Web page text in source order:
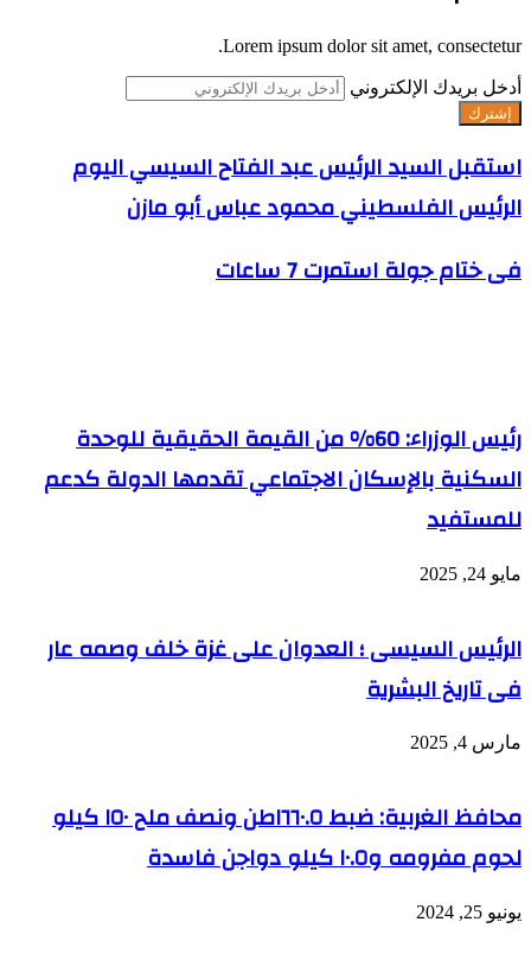
Lorem ipsum dolor sit amet, consectetur.
أدخل بريدك الإلكتروني
استقبل السيد الرئيس عبد الفتاح السيسي اليوم
الرئيس الفلسطيني محمود عباس أبو مازن
فى ختام جولة استمرت 7 ساعات
رئيس الوزراء: 60% من القيمة الحقيقية للوحدة
السكنية بالإسكان الاجتماعي تقدمها الدولة كدعم
للمستفيد
مايو 24, 2025
الرئيس السيسى ؛ العدوان على غزة خلف وصمه عار
فى تاريخ البشرية
مارس 4, 2025
محافظ الغربية: ضبط ١٦٦٠.٥طن ونصف ملح ١٥٠ كيلو
لحوم مفرومه و١٠.٥ كيلو دواجن فاسدة
يونيو 25, 2024